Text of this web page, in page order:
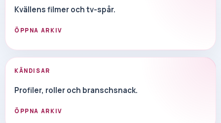
Kvällens filmer och tv-spår.
ÖPPNA ARKIV
KÄNDISAR
Profiler, roller och branschsnack.
ÖPPNA ARKIV